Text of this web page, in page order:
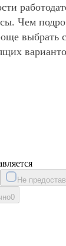
Чем
выбрать
Не
0